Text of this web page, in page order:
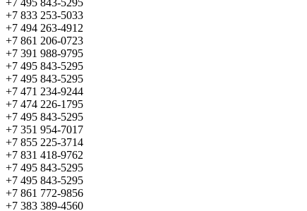
+7 495 843-5295
+7 833 253-5033
+7 494 263-4912
+7 861 206-0723
+7 391 988-9795
+7 495 843-5295
+7 495 843-5295
+7 471 234-9244
+7 474 226-1795
+7 495 843-5295
+7 351 954-7017
+7 855 225-3714
+7 831 418-9762
+7 495 843-5295
+7 495 843-5295
+7 861 772-9856
+7 383 389-4560